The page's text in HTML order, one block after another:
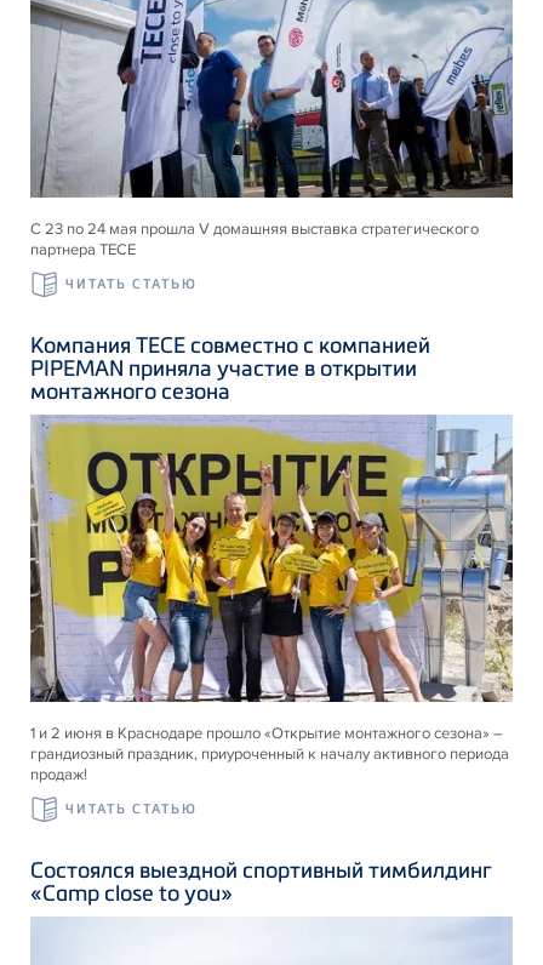
С 23 по 24 мая прошла V домашняя выставка стратегического
партнера ТЕСЕ
ЧИТАТЬ СТАТЬЮ
1 и 2 июня в Краснодаре прошло «Открытие монтажного сезона» –
грандиозный праздник, приуроченный к началу активного периода
продаж!
ЧИТАТЬ СТАТЬЮ
Компания ТЕСЕ совместно с компанией
PIPEMAN приняла участие в открытии
монтажного сезона
Состоялся выездной спортивный тимбилдинг
«Camp close to you»